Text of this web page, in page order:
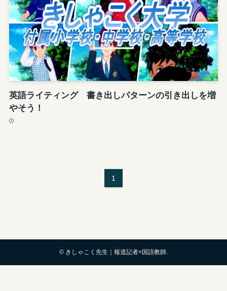
英語ライティング 書き出しパターンの引き出しを増
やそう！
1
© きしゃこく先生｜報道記者×国語教師.